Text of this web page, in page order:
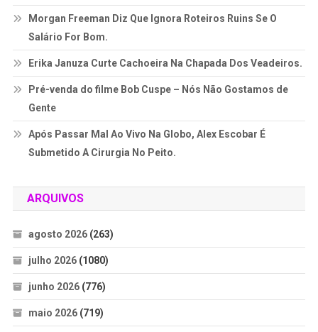
Morgan Freeman Diz Que Ignora Roteiros Ruins Se O
Salário For Bom.
Erika Januza Curte Cachoeira Na Chapada Dos Veadeiros.
Pré-venda do filme Bob Cuspe – Nós Não Gostamos de
Gente
Após Passar Mal Ao Vivo Na Globo, Alex Escobar É
Submetido A Cirurgia No Peito.
ARQUIVOS
agosto 2026(263)
julho 2026(1080)
junho 2026(776)
maio 2026(719)